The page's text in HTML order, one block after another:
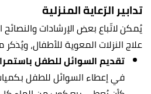
تدابير الرّعاية المنزلية
يُمكن لاتّباع بعض الإرشادات
علاج النزلات المعوية للأطفال، ويُذكر
تقديم السوائل للطفل
في إعطاء السوائل للطفل